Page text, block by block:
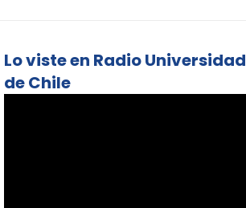
Lo viste en Radio Universidad
de Chile